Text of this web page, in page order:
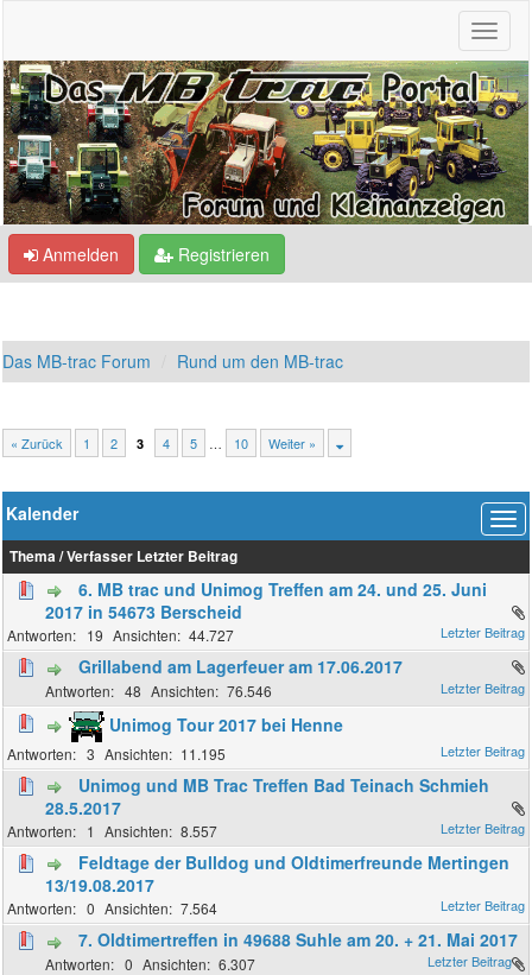
Anmelden Registrieren
Das MB-trac Forum Rund um den MB-trac
« Zurück 1 2 3 4 5 … 10 Weiter »
Kalender
Thema /Verfasser Letzter Beitrag
6. MB trac und Unimog Treffen am 24. und 25. Juni
2017 in 54673 Berscheid
19 44.727
Grillabend am Lagerfeuer am 17.06.2017
48 76.546
Unimog Tour 2017 bei Henne
3 11.195
Unimog und MB Trac Treffen Bad Teinach Schmieh
28.5.2017
1 8.557
Feldtage der Bulldog und Oldtimerfreunde Mertingen
13/19.08.2017
0 7.564
7. Oldtimertreffen in 49688 Suhle am 20. + 21. Mai 2017
0 6.307